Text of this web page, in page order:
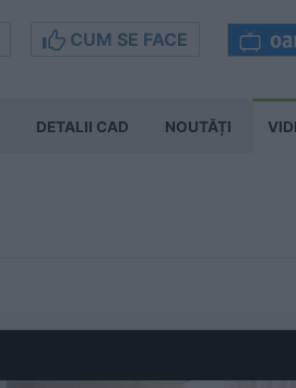
CUM SE FACE
DETALII CAD NOUTĂȚI